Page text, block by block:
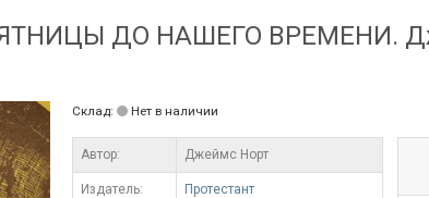
ДО НАШЕГО ВРЕМЕНИ.
Склад: Нет в наличии
Автор: Джеймс Норт
Издатель: Протестант